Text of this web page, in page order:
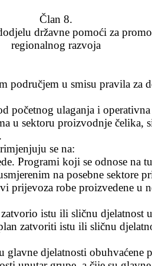
Član 8.
državne pomoći za
regionalnog razvoja
područjem u smisu pravila za
početnog ulaganja i
u sektoru proizvodnje čelika,
se na:
Programi koji se odnose
na posebne sektore
prijevoza robe proizvedene u
istu ili sličnu djelatnost
zatvoriti istu ili sličnu
djelatnosti